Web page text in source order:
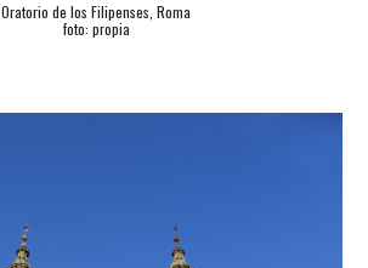
Oratorio de los Filipenses, Roma
foto: propia